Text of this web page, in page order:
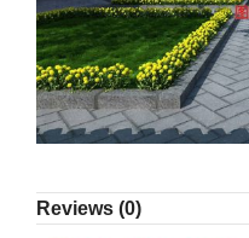
Reviews (0)